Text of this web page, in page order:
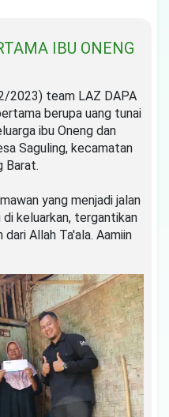
IBU ONENG
2023) team LAZ DAPA
berupa uang tunai
ibu Oneng dan
Saguling, kecamatan
Barat.
yang menjadi jalan
keluarkan, tergantikan
Allah Ta'ala. Aamiin